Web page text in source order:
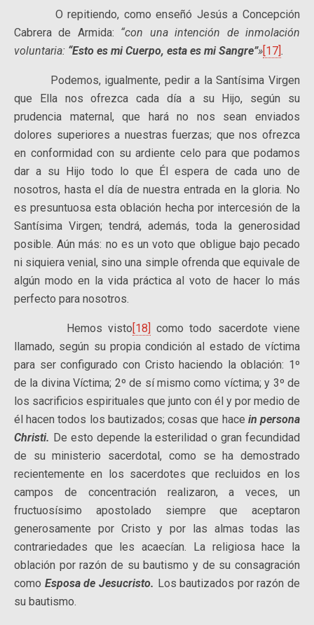
O repitiendo, como enseñó Jesús a Concepción
Cabrera de Armida: “con una intención de inmolación
voluntaria: “Esto es mi Cuerpo, esta es mi Sangre”» [17] .
Podemos, igualmente, pedir a la Santísima Virgen
que Ella nos ofrezca cada día a su Hijo, según su
prudencia maternal, que hará no nos sean enviados
dolores superiores a nuestras fuerzas; que nos ofrezca
en conformidad con su ardiente celo para que podamos
dar a su Hijo todo lo que Él espera de cada uno de
nosotros, hasta el día de nuestra entrada en la gloria. No
es presuntuosa esta oblación hecha por intercesión de la
Santísima Virgen; tendrá, además, toda la generosidad
posible. Aún más: no es un voto que obligue bajo pecado
ni siquiera venial, sino una simple ofrenda que equivale de
algún modo en la vida práctica al voto de hacer lo más
perfecto para nosotros.
Hemos visto [18]
como todo sacerdote viene
llamado, según su propia condición al estado de víctima
para ser configurado con Cristo haciendo la oblación: 1º
de la divina Víctima; 2º de sí mismo como víctima; y 3º de
los sacrificios espirituales que junto con él y por medio de
él hacen todos los bautizados; cosas que hace in persona
Christi. De esto depende la esterilidad o gran fecundidad
de su ministerio sacerdotal, como se ha demostrado
recientemente en los sacerdotes que recluidos en los
campos de concentración realizaron, a veces, un
fructuosísimo apostolado siempre que aceptaron
generosamente por Cristo y por las almas todas las
contrariedades que les acaecían. La religiosa hace la
oblación por razón de su bautismo y de su consagración
como Esposa de Jesucristo. Los bautizados por razón de
su bautismo.